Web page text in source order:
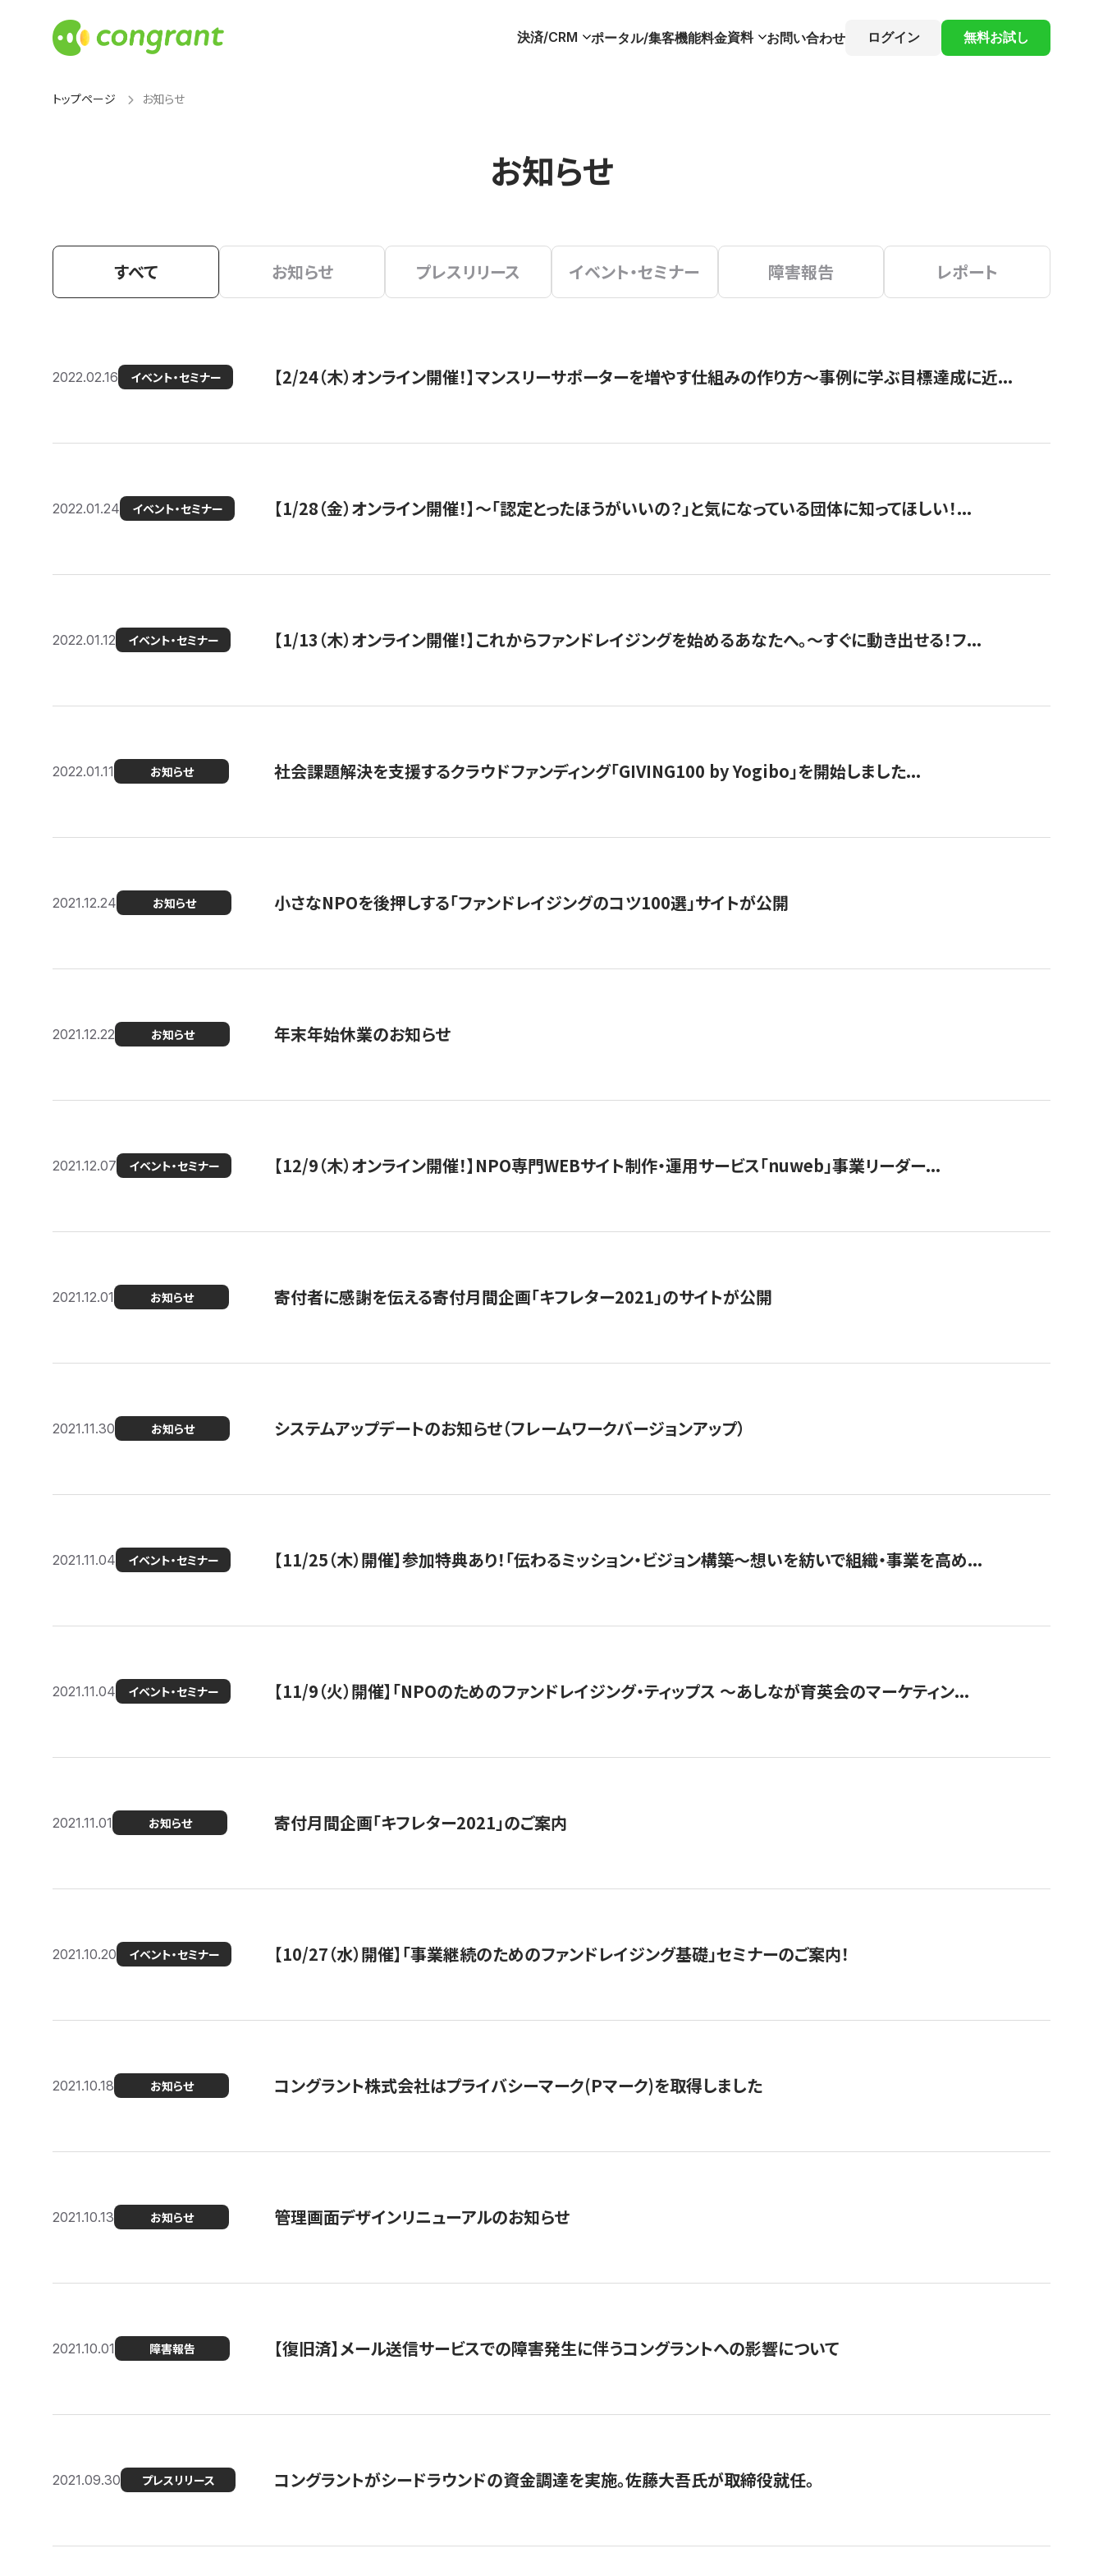
決済/CRM ポータル/集客機能料金資料 お問い合わせ ログイン 無料お試し
トップページ お知らせ
お知らせ
すべて お知らせ プレスリリース イベント・セミナー 障害報告 レポート
2022.02.16 イベント・セミナー 【2/24（木）オンライン開催！】マンスリーサポーターを増やす仕組みの作り方〜事例に学ぶ目標達成に近...
2022.01.24 イベント・セミナー 【1/28（金）オンライン開催！】〜「認定とったほうがいいの？」と気になっている団体に知ってほしい！...
2022.01.12 イベント・セミナー 【1/13（木）オンライン開催！】これからファンドレイジングを始めるあなたへ。〜すぐに動き出せる！フ...
2022.01.11 お知らせ 社会課題解決を支援するクラウドファンディング「GIVING100 by Yogibo」を開始しました...
2021.12.24 お知らせ 小さなNPOを後押しする「ファンドレイジングのコツ100選」サイトが公開
2021.12.22 お知らせ 年末年始休業のお知らせ
2021.12.07 イベント・セミナー 【12/9（木）オンライン開催！】NPO専門WEBサイト制作・運用サービス「nuweb」事業リーダー...
2021.12.01 お知らせ 寄付者に感謝を伝える寄付月間企画「キフレター2021」のサイトが公開
2021.11.30 お知らせ システムアップデートのお知らせ（フレームワークバージョンアップ）
2021.11.04 イベント・セミナー 【11/25（木）開催】参加特典あり！「伝わるミッション・ビジョン構築〜想いを紡いで組織・事業を高め...
2021.11.04 イベント・セミナー 【11/9（火）開催】「NPOのためのファンドレイジング・ティップス 〜あしなが育英会のマーケティン...
2021.11.01 お知らせ 寄付月間企画「キフレター2021」のご案内
2021.10.20 イベント・セミナー 【10/27（水）開催】「事業継続のためのファンドレイジング基礎」セミナーのご案内！
2021.10.18 お知らせ コングラント株式会社はプライバシーマーク(Pマーク)を取得しました
2021.10.13 お知らせ 管理画面デザインリニューアルのお知らせ
2021.10.01 障害報告 【復旧済】メール送信サービスでの障害発生に伴うコングラントへの影響について
2021.09.30 プレスリリース コングラントがシードラウンドの資金調達を実施。佐藤大吾氏が取締役就任。